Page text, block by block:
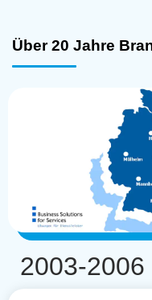
Über 20 Jahre
2003-2006